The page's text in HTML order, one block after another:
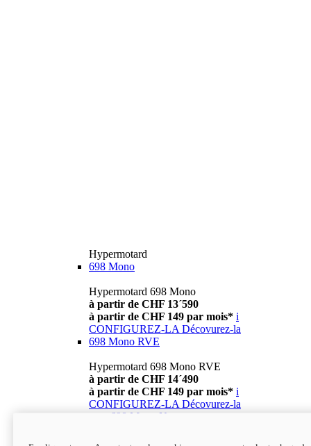
Hypermotard
698 Mono
Hypermotard 698 Mono
à partir de CHF 13´590
à partir de CHF 149 par mois* i
CONFIGUREZ-LA Décovurez-la
698 Mono RVE
Hypermotard 698 Mono RVE
à partir de CHF 14´490
à partir de CHF 149 par mois* i
CONFIGUREZ-LA Décovurez-la
698 Mono Nera
Hypermotard 698 Mono Nera